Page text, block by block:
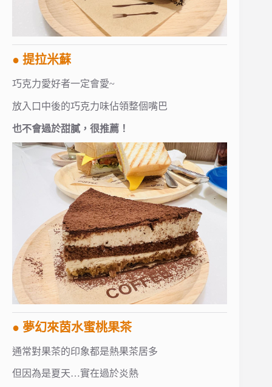
● 提拉米蘇
巧克力愛好者一定會愛~
放入口中後的巧克力味佔領整個嘴巴
也不會過於甜膩，很推薦！
● 夢幻來茵水蜜桃果茶
通常對果茶的印象都是熱果茶居多
但因為是夏天…實在過於炎熱